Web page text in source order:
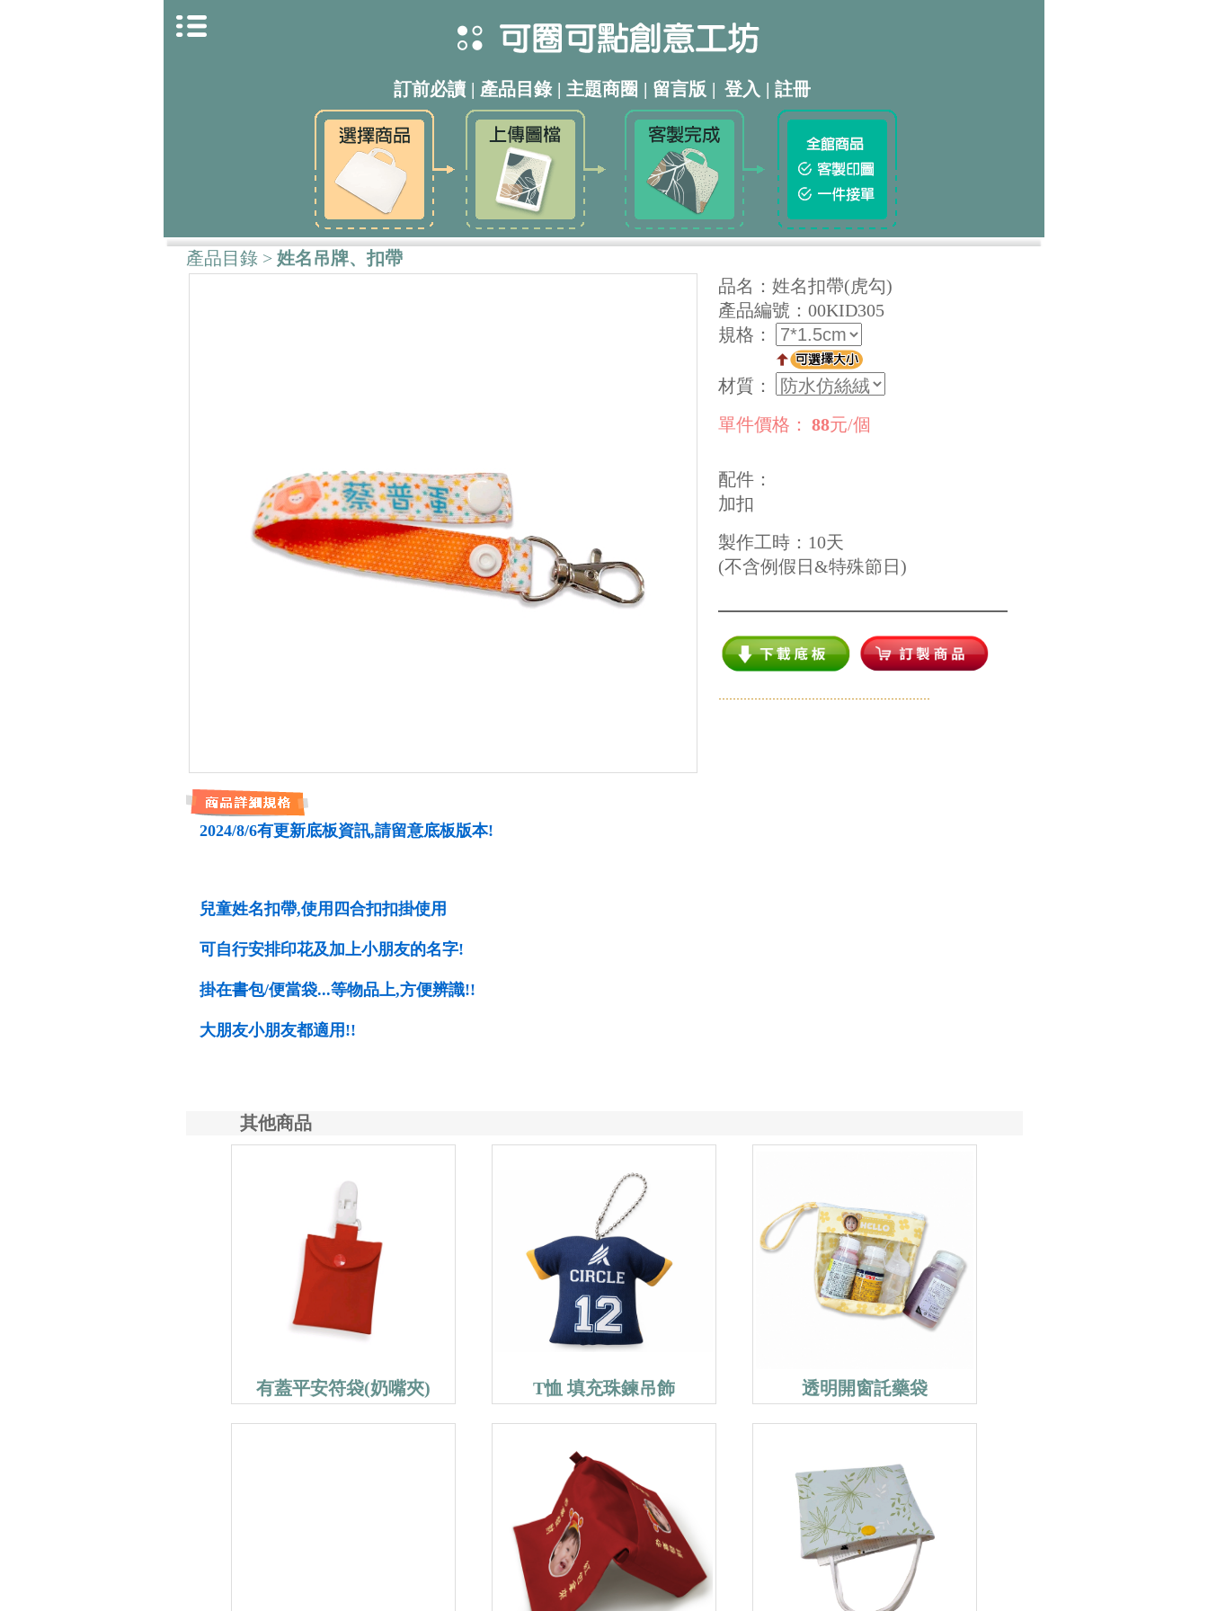
訂前必讀 | 產品目錄 | 主題商圈 | 留言版 | 登入 | 註冊
產品目錄> 姓名吊牌、扣帶
品名：姓名扣帶(虎勾)
產品編號：00KID305
規格：
材質：
單件價格： 88元/個
配件：
加扣
製作工時： 10天
(不含例假日&特殊節日)
2024/8/6有更新底板資訊,請留意底板版本!
兒童姓名扣帶,使用四合扣扣掛使用
可自行安排印花及加上小朋友的名字!
掛在書包/便當袋...等物品上,方便辨識!!
大朋友小朋友都適用!!
其他商品
有蓋平安符袋(奶嘴夾) T恤 填充珠鍊吊飾 透明開窗託藥袋